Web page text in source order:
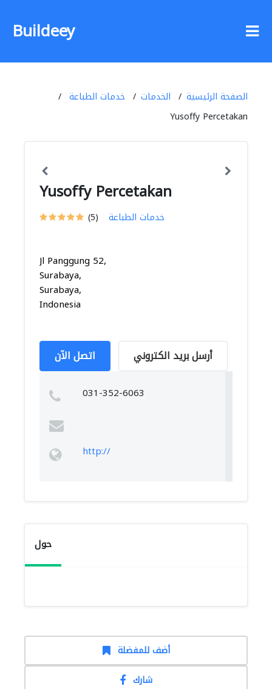
Buildeey
الصفحة الرئيسية الخدمات
خدمات الطباعة
Yusoffy Percetakan
Yusoffy Percetakan
(5) خدمات الطباعة
Jl Panggung 52,
Surabaya,
Surabaya,
Indonesia
اتصل الآن أرسل بريد الكتروني
031-352-6063
http://
حول
أضف للمفضلة
شارك